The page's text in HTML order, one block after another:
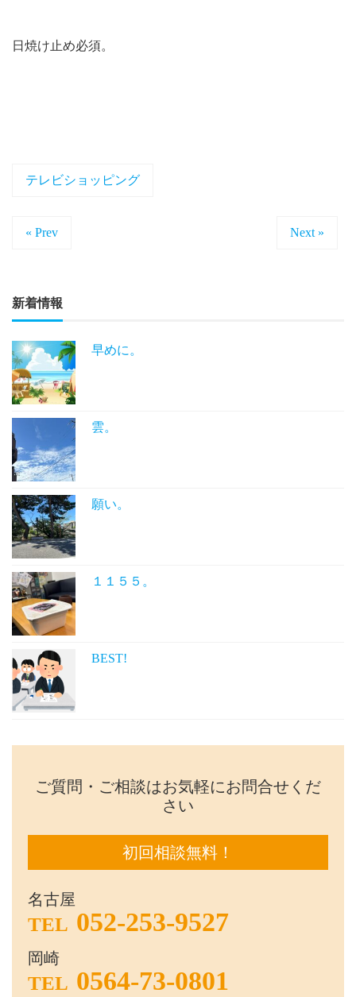
日焼け止め必須。
テレビショッピング
« Prev Next »
新着情報
早めに。
雲。
願い。
１１５５。
BEST!
ご質問・ご相談はお気軽にお問合せくだ
さい
初回相談無料！
名古屋
TEL 052-253-9527
岡崎
TEL 0564-73-0801